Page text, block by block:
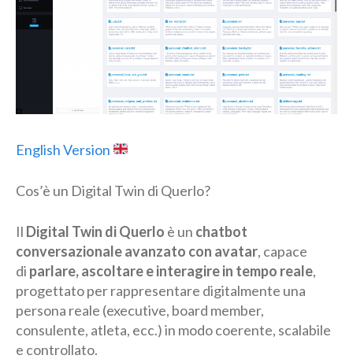
English Version
Cos’è un Digital Twin di Querlo?
Il Digital Twin di Querlo è un chatbot
conversazionale avanzato con avatar, capace
di parlare, ascoltare e interagire in tempo reale,
progettato per rappresentare digitalmente una
persona reale (executive, board member,
consulente, atleta, ecc.) in modo coerente, scalabile
e controllato.